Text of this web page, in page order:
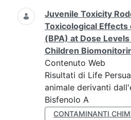
Juvenile Toxicity
Toxicological Effects
(BPA) at Dose
Children
Contenuto Web
Risultati di Life
animale derivanti
Bisfenolo A
CONTAMINANTI